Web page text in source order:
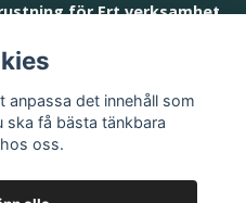
för Ert verksamhet
anpassa det innehåll som
få bästa tänkbara
oss.